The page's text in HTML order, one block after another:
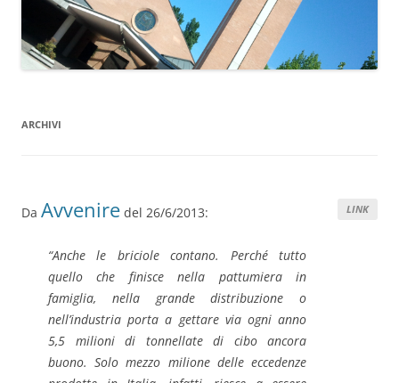
ARCHIVI
LINK
Da Avvenire del 26/6/2013:
“Anche le briciole contano. Perché tutto
quello che finisce nella pattumiera in
famiglia, nella grande distribuzione o
nell’industria porta a gettare via ogni anno
5,5 milioni di tonnellate di cibo ancora
buono. Solo mezzo milione delle eccedenze